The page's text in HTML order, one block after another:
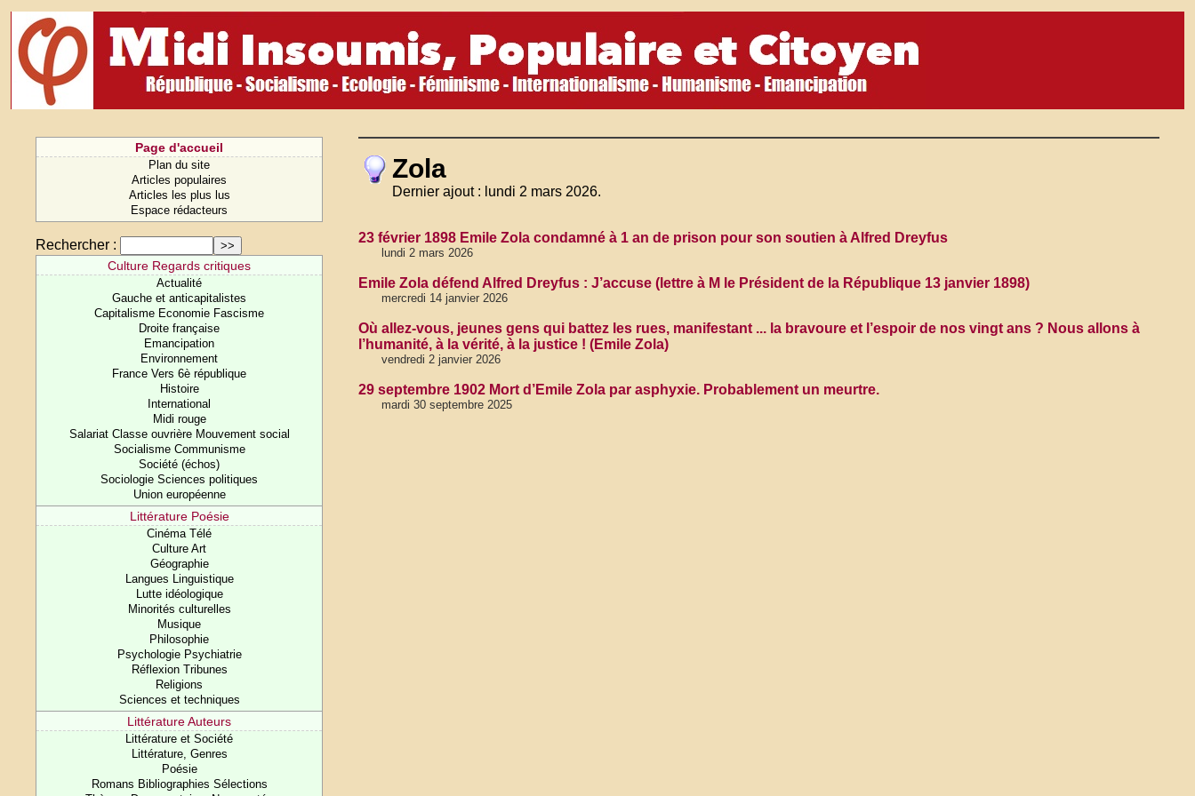
Page d'accueil
Plan du site
Articles populaires
Articles les plus lus
Espace rédacteurs
Rechercher :
Culture Regards critiques
Actualité
Gauche et anticapitalistes
Capitalisme Economie Fascisme
Droite française
Emancipation
Environnement
France Vers 6è république
Histoire
International
Midi rouge
Salariat Classe ouvrière Mouvement social
Socialisme Communisme
Société (échos)
Sociologie Sciences politiques
Union européenne
Littérature Poésie
Cinéma Télé
Culture Art
Géographie
Langues Linguistique
Lutte idéologique
Minorités culturelles
Musique
Philosophie
Psychologie Psychiatrie
Réflexion Tribunes
Religions
Sciences et techniques
Littérature Auteurs
Littérature et Société
Littérature, Genres
Poésie
Romans Bibliographies Sélections
Zola
Dernier ajout : lundi 2 mars 2026.
23 février 1898 Emile Zola condamné à 1 an de prison pour son soutien à Alfred Dreyfus
lundi 2 mars 2026
Emile Zola défend Alfred Dreyfus : J’accuse (lettre à M le Président de la République 13 janvier 1898)
mercredi 14 janvier 2026
Où allez-vous, jeunes gens qui battez les rues, manifestant ... la bravoure et l’espoir de nos vingt ans ? Nous allons à
l’humanité, à la vérité, à la justice ! (Emile Zola)
vendredi 2 janvier 2026
29 septembre 1902 Mort d’Emile Zola par asphyxie. Probablement un meurtre.
mardi 30 septembre 2025